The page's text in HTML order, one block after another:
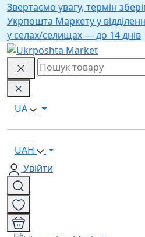
Звертаємо увагу, термін
Укрпошта Маркету у
у селах/селищах — до 14 днів
UA
UAH
Увійти